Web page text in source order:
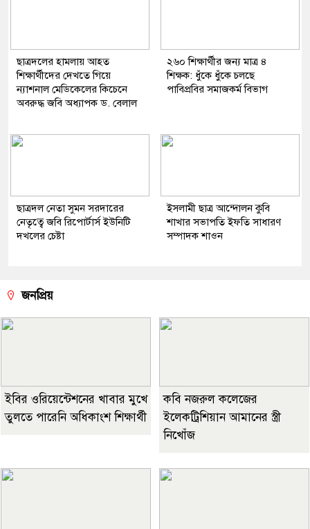
ছাত্রদলের হামলায় আহত
শিক্ষার্থীদের দেখতে গিয়ে
ন্যাশনাল মেডিকেলের কিচেনে
অবরুদ্ধ জবি অধ্যাপক ড. বেলাল
২৬০ শিক্ষার্থীর জন্য মাত্র ৪
শিক্ষক: ধুঁকে ধুঁকে চলছে
পাবিপ্রবির সমাজকর্ম বিভাগ
ছাত্রদল নেতা সুমন সরদারের
নেতৃত্বে জবি রিপোর্টার্স ইউনিটি
দখলের চেষ্টা
ইসলামী ছাত্র আন্দোলন কুবি
শাখার সভাপতি ইফতি সাধারণ
সম্পাদক শাওন
জনপ্রিয়
ইবির ওরিয়েন্টেশনের খাবার মুখে
তুলতে পারেনি অধিকাংশ শিক্ষার্থী
কবি নজরুল কলেজের
ইলেকট্রিশিয়ান আমানের স্ত্রী
নিখোঁজ